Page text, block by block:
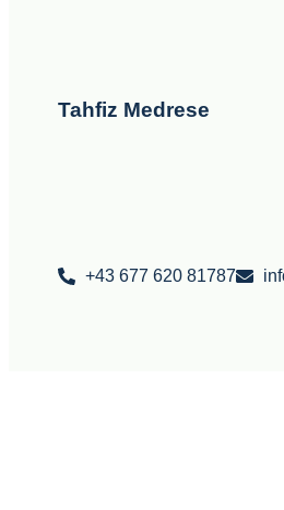
Tahfiz Medrese
+43 677 620 81787